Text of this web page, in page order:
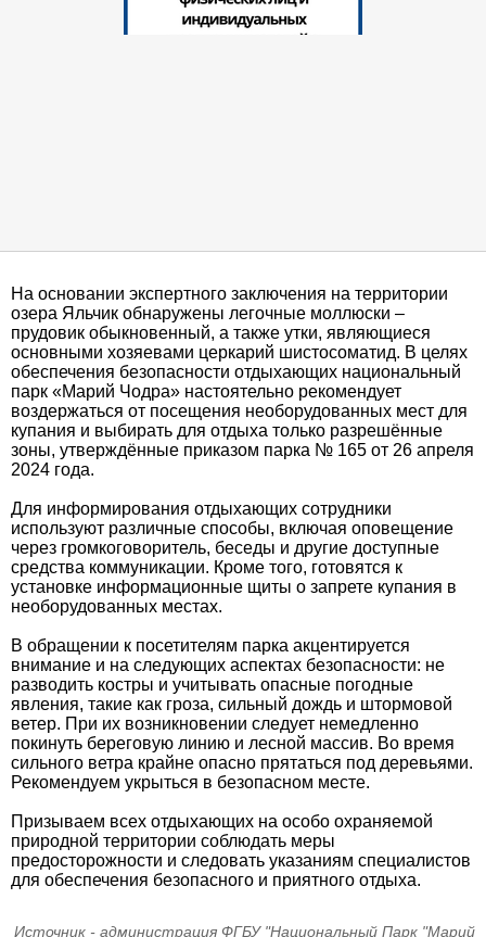
На основании экспертного заключения на территории
озера Яльчик обнаружены легочные моллюски –
прудовик обыкновенный, а также утки, являющиеся
основными хозяевами церкарий шистосоматид. В целях
обеспечения безопасности отдыхающих национальный
парк «Марий Чодра» настоятельно рекомендует
воздержаться от посещения необорудованных мест для
купания и выбирать для отдыха только разрешённые
зоны, утверждённые приказом парка № 165 от 26 апреля
2024 года.
Для информирования отдыхающих сотрудники
используют различные способы, включая оповещение
через громкоговоритель, беседы и другие доступные
средства коммуникации. Кроме того, готовятся к
установке информационные щиты о запрете купания в
необорудованных местах.
В обращении к посетителям парка акцентируется
внимание и на следующих аспектах безопасности: не
разводить костры и учитывать опасные погодные
явления, такие как гроза, сильный дождь и штормовой
ветер. При их возникновении следует немедленно
покинуть береговую линию и лесной массив. Во время
сильного ветра крайне опасно прятаться под деревьями.
Рекомендуем укрыться в безопасном месте.
Призываем всех отдыхающих на особо охраняемой
природной территории соблюдать меры
предосторожности и следовать указаниям специалистов
для обеспечения безопасного и приятного отдыха.
Источник - администрация ФГБУ "Национальный Парк "Марий